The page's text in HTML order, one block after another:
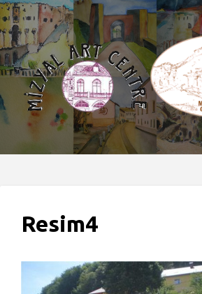
Resim4